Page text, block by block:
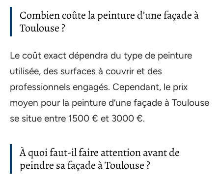
Combien coûte la peinture d’une façade à
Toulouse ?
Le coût exact dépendra du type de peinture
utilisée, des surfaces à couvrir et des
professionnels engagés. Cependant, le prix
moyen pour la peinture d’une façade à Toulouse
se situe entre 1500 € et 3000 €.
À quoi faut-il faire attention avant de
peindre sa façade à Toulouse ?